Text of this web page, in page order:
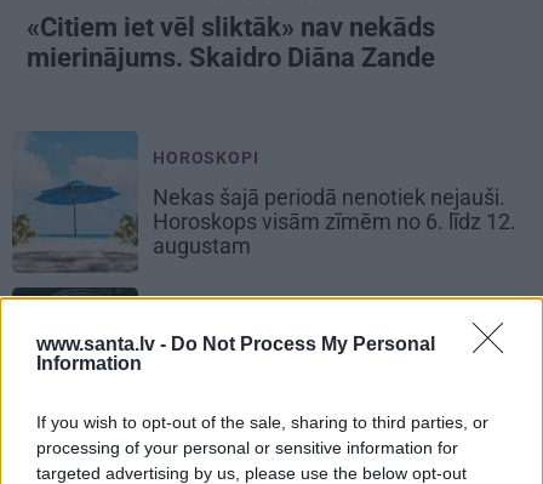
www.santa.lv - Do Not Process My Personal
Information
If you wish to opt-out of the sale, sharing to third parties, or
processing of your personal or sensitive information for
targeted advertising by us, please use the below opt-out
«Citiem iet vēl sliktāk» nav nekāds
mierinājums. Skaidro Diāna Zande
HOROSKOPI
Nekas šajā periodā nenotiek nejauši.
Horoskops visām zīmēm no 6. līdz 12.
augustam
Ideāli skābēti, mazsālīti un svaigi: 7
ZAĻI DOMĀT